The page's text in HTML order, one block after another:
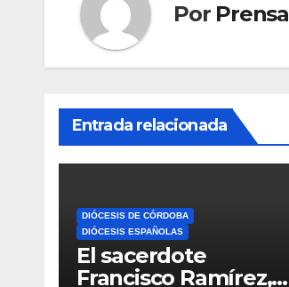
Por Prensa
Entrada relacionada
DIÓCESIS DE CÓRDOBA
DIÓCESIS ESPAÑOLAS
El sacerdote
Francisco Ramírez,